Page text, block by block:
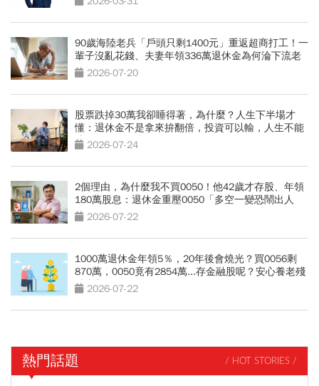
90歲海陸老兵「戶頭只剩1400元」重返超商打工！一
輩子沒亂花錢、夫妻年領336萬退休金為何淪下流老
人？2026-07-20
股票跌掉30萬我卻睡得著，為什麼？人生下半場才
懂：退休金不是拿來拚翻倍，投資可以輸，人生不能
賭 2026-07-24
2個理由，為什麼我不買0050！他42歲才存股、年領
180萬股息：退休金重壓0050「多空一變恐鬧出人
命」2026-07-22
1000萬退休金年領5％，20年後會燒光？買0056剩
870萬，0050竟有2854萬...存金融股呢？安心養老殘
酷真相
2026-07-22
熱門話題 / HOT STORIES /